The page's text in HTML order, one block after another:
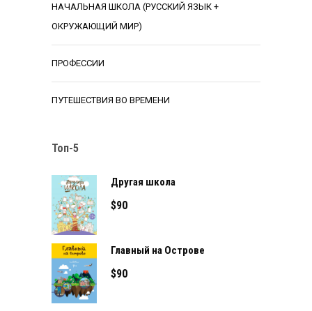
НАЧАЛЬНАЯ ШКОЛА (РУССКИЙ ЯЗЫК +
ОКРУЖАЮЩИЙ МИР)
ПРОФЕССИИ
ПУТЕШЕСТВИЯ ВО ВРЕМЕНИ
Топ-5
Другая школа
$90
Главный на Острове
$90